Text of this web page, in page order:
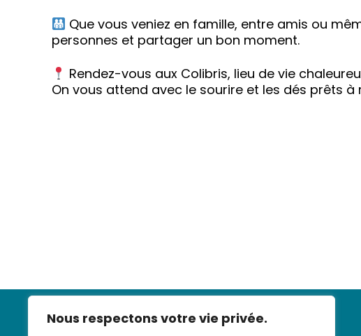
Nous respectons votre vie privée.
Que vous veniez en famille, entre amis ou
personnes et partager un bon moment.
Rendez-vous aux Colibris, lieu de vie
On vous attend avec le sourire et les dés prêts à